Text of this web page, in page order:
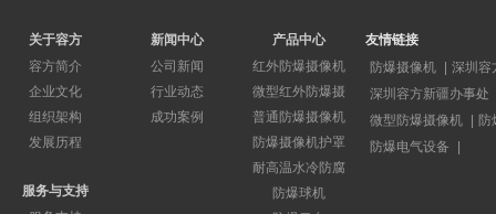
关于容方
容方简介
企业文化
组织架构
发展历程
服务与支持
新闻中心
公司新闻
行业动态
成功案例
产品中心
红外防爆摄像机
微型红外防爆摄
普通防爆摄像机
防爆摄像机护罩
耐高温水冷防腐
防爆球机
友情链接
防爆摄像机
深圳容
深圳容方新疆办事处
微型防爆摄像机
防
防爆电气设备